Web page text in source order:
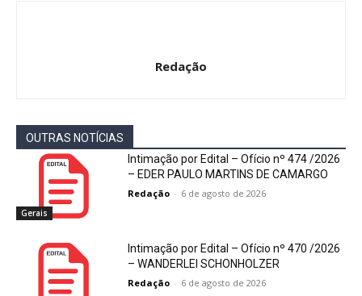
Redação
OUTRAS NOTÍCIAS
Gerais
Intimação por Edital – Ofício nº 474 /2026
– EDER PAULO MARTINS DE CAMARGO
Redação - 6 de agosto de 2026
Intimação por Edital – Ofício nº 470 /2026
– WANDERLEI SCHONHOLZER
Redação - 6 de agosto de 2026